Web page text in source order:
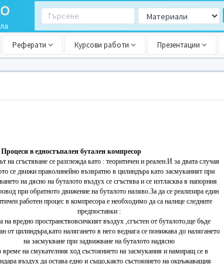
Реферати Курсови работи Презентации
в едностъпален бутален компресор
на сгъстяване се разглежда като : теоритичен и реален.И за двата случая
се движи праволинейно възвратно в цилиндъра като засмуканият при
на дясно на буталото въздух се сгъстява и се изтласква в напорния
при обратното движение на буталото наляво.За да се реализира един
работен процес в компресора е необходимо да са налице следните
предпоставки :
на вредно пространство­всичкият въздух ,сгъстен от буталото,ще бъде
от цилиндъра,като налягането в него веднага се понижава до налягането
на засмукване при задвижване на буталото надясно
време на смукателния ход състоянието на засмукания и намиращ се в
въздух да остава едно и също,както състоянието на окръжаващия